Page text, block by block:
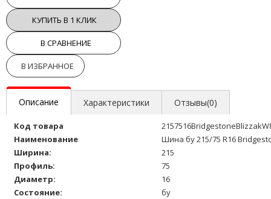
КУПИТЬ В 1 КЛИК
В СРАВНЕНИЕ
В ИЗБРАННОЕ
Описание Характеристики Отзывы(0)
Код товара
Наименование
Шина бу 215/75 R16
Ширина:
215
Профиль:
75
Диаметр:
16
Состояние:
бу